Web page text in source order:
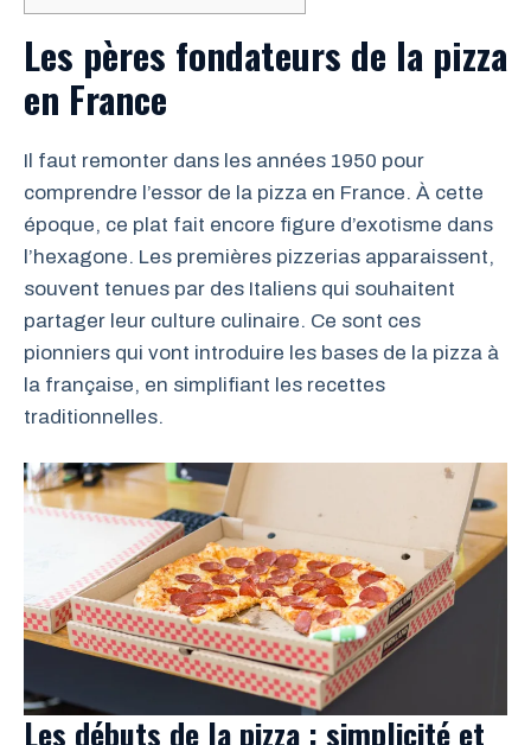
Les pères fondateurs de la pizza
en France
Il faut remonter dans les années 1950 pour
comprendre l’essor de la pizza en France. À cette
époque, ce plat fait encore figure d’exotisme dans
l’hexagone. Les premières pizzerias apparaissent,
souvent tenues par des Italiens qui souhaitent
partager leur culture culinaire. Ce sont ces
pionniers qui vont introduire les bases de la pizza à
la française, en simplifiant les recettes
traditionnelles.
Les débuts de la pizza : simplicité et